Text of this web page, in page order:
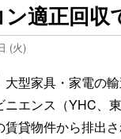
適正回収
(火)
大型家具・家電の
ニエンス（YHC、
賃貸物件から排出